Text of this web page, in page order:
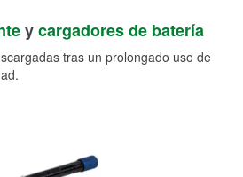
ycargadores de batería
tras un prolongado uso de